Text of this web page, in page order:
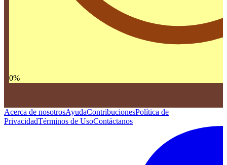
0%
Acerca de nosotrosAyudaContribucionesPolítica de
PrivacidadTérminos de UsoContáctanos